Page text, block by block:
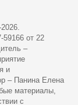
от 22
–
и
– Панина Елена
материалы,